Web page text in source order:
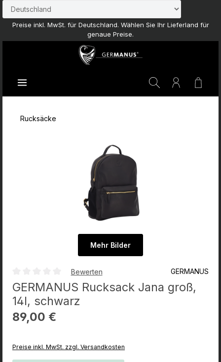
Zum Hauptinhalt springen
Preise inkl. MwSt. für Deutschland. Wählen Sie Ihr Lieferland für
genaue Preise.
Rucksäcke
Mehr Bilder
Durchschnittliche Bewertung von 0 von 5 Sternen
Bewerten GERMANUS
GERMANUS Rucksack Jana groß,
14l, schwarz
Regulärer Preis:
89,00 €
Preise inkl. MwSt. zzgl. Versandkosten